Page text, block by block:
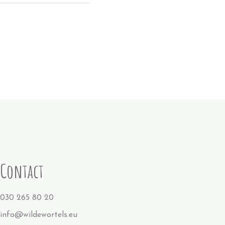
Contact
030 265 80 20
info@wildewortels.eu